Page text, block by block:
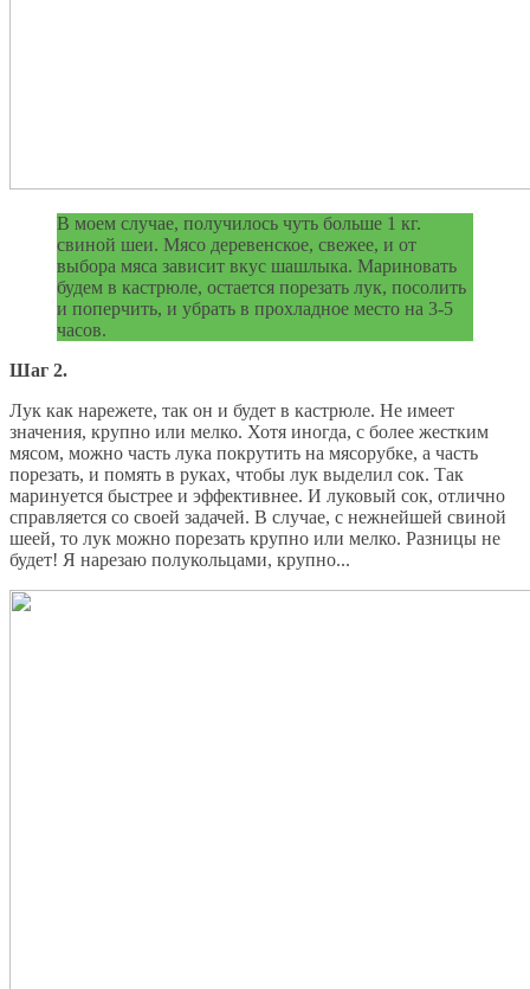
В моем случае, получилось чуть больше 1 кг.
свиной шеи. Мясо деревенское, свежее, и от
выбора мяса зависит вкус шашлыка. Мариновать
будем в кастрюле, остается порезать лук, посолить
и поперчить, и убрать в прохладное место на 3-5
часов.
Шаг 2.
Лук как нарежете, так он и будет в кастрюле. Не имеет
значения, крупно или мелко. Хотя иногда, с более жестким
мясом, можно часть лука покрутить на мясорубке, а часть
порезать, и помять в руках, чтобы лук выделил сок. Так
маринуется быстрее и эффективнее. И луковый сок, отлично
справляется со своей задачей. В случае, с нежнейшей свиной
шеей, то лук можно порезать крупно или мелко. Разницы не
будет! Я нарезаю полукольцами, крупно...